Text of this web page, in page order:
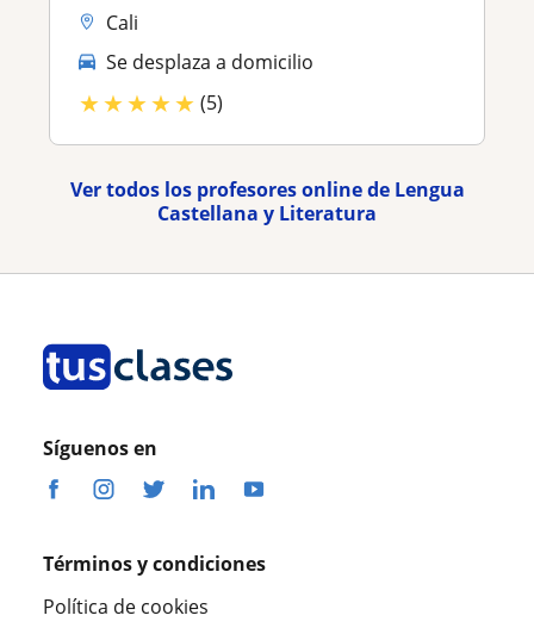
Cali
Se desplaza a domicilio
★★★★★ (5)
Ver todos los profesores online de Lengua
Castellana y Literatura
Síguenos en
Términos y condiciones
Política de cookies